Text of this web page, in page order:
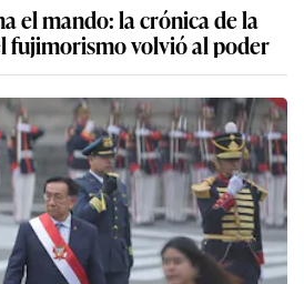
el mando: la crónica de la
fujimorismo volvió al poder